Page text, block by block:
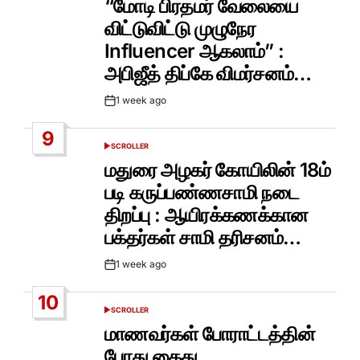
“மோடி பிரதமர் வேலையை
விட்டுவிட்டு முழுநேர
Influencer ஆகலாம்” :
அபிஜீத் திப்கே விமர்சனம்…
Post1 week ago
9
POSTED
SCROLLER
மதுரை அழகர் கோயிலின் 18ம்
படி கருப்பண்ணசாமி நடை
திறப்பு : ஆயிரக்கணக்கான
பக்தர்கள் சாமி தரிசனம்…
Post1 week ago
10
POSTED
SCROLLER
மாணவர்கள் போராட்டத்தின்